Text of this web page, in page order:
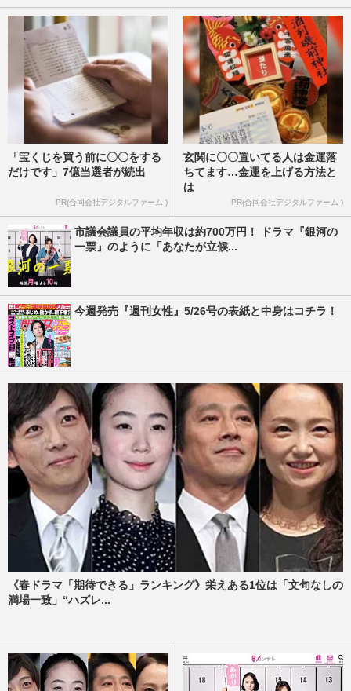
「宝くじを買う前に〇〇をする
だけです」7億当選者が続出
PR(合同会社デジタルファーム )
玄関に〇〇置いてる人は金運落
ちてます…金運を上げる方法と
は
PR(合同会社デジタルファーム )
市議会議員の平均年収は約700万円！ ドラマ『銀河の
一票』のように「あなたが立候...
今週発売『週刊女性』5/26号の表紙と中身はコチラ！
《春ドラマ「期待できる」ランキング》栄えある1位は「文句なしの
満場一致」“ハズレ...